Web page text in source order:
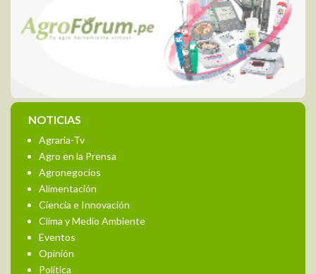
NOTICIAS
Agraria-Tv
Agro en la Prensa
Agronegocios
Alimentación
Ciencia e Innovación
Clima y Medio Ambiente
Eventos
Opinión
Política